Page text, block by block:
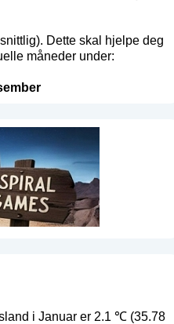
Dette skal hjelpe deg
måneder under:
i Januar er 2.1 ℃ (35.78